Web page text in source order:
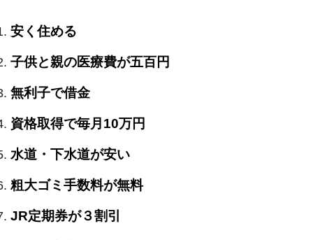
安く住める
子供と親の医療費が五百円
無利子で借金
資格取得で毎月10万円
水道・下水道が安い
粗大ゴミ手数料が無料
JR定期券が３割引